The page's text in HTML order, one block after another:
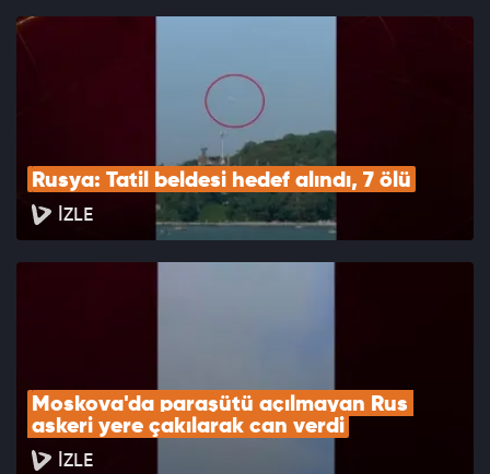
Rusya: Tatil beldesi hedef alındı, 7 ölü
İZLE
Moskova'da paraşütü açılmayan Rus
askeri yere çakılarak can verdi
İZLE